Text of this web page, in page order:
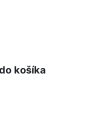
košíka